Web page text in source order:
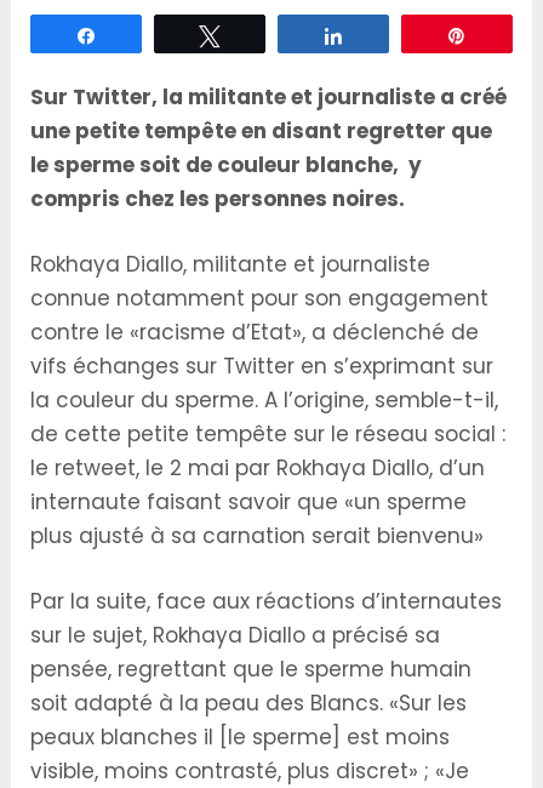
Sur Twitter, la militante et journaliste a créé
une petite tempête en disant regretter que
le sperme soit de couleur blanche, y
compris chez les personnes noires.
Rokhaya Diallo, militante et journaliste
connue notamment pour son engagement
contre le «racisme d’Etat», a déclenché de
vifs échanges sur Twitter en s’exprimant sur
la couleur du sperme. A l’origine, semble-t-il,
de cette petite tempête sur le réseau social :
le retweet, le 2 mai par Rokhaya Diallo, d’un
internaute faisant savoir que «un sperme
plus ajusté à sa carnation serait bienvenu»
Par la suite, face aux réactions d’internautes
sur le sujet, Rokhaya Diallo a précisé sa
pensée, regrettant que le sperme humain
soit adapté à la peau des Blancs. «Sur les
peaux blanches il [le sperme] est moins
visible, moins contrasté, plus discret» ; «Je